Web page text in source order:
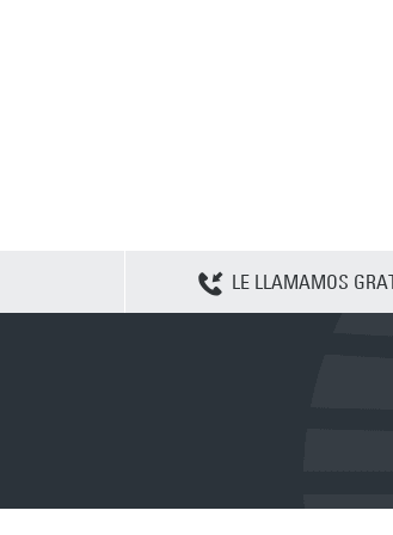
LE LLAMAMOS